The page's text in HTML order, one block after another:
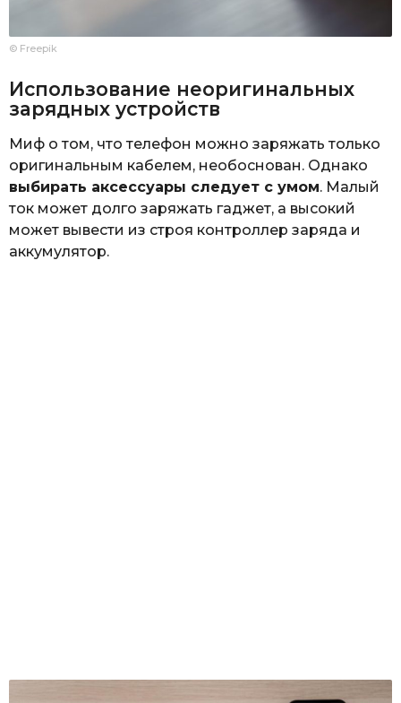
© Freepik
Использование неоригинальных
зарядных устройств
Миф о том, что телефон можно заряжать только
оригинальным кабелем, необоснован. Однако
выбирать аксессуары следует с умом. Малый
ток может долго заряжать гаджет, а высокий
может вывести из строя контроллер заряда и
аккумулятор.